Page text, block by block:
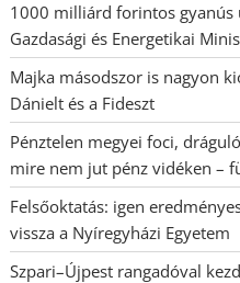
1000 milliárd forintos gyanús
Gazdasági és Energetikai
Majka másodszor is nagyon
Dánielt és a Fideszt
Pénztelen megyei foci,
mire nem jut pénz vidéken –
Felsőoktatás: igen
vissza a Nyíregyházi Egyetem
Szpari–Újpest rangadóval